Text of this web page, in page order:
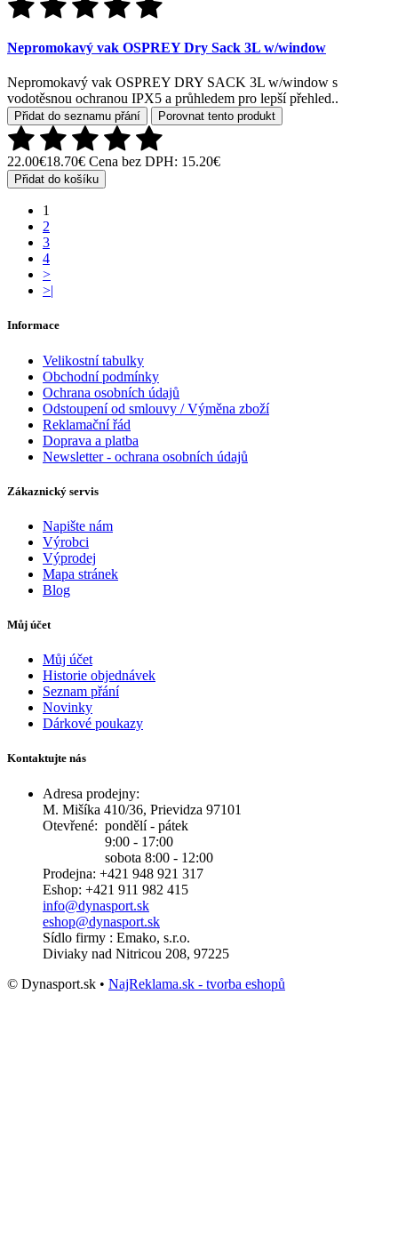
Nepromokavý vak OSPREY Dry Sack 3L w/window
Nepromokavý vak OSPREY DRY SACK 3L w/window s
vodotěsnou ochranou IPX5 a průhledem pro lepší přehled..
Přidat do seznamu přání Porovnat tento produkt
22.00€18.70€ Cena bez DPH: 15.20€
Přidat do košíku
1
2
3
4
>
>|
Informace
Velikostní tabulky
Obchodní podmínky
Ochrana osobních údajů
Odstoupení od smlouvy / Výměna zboží
Reklamační řád
Doprava a platba
Newsletter - ochrana osobních údajů
Zákaznický servis
Napište nám
Výrobci
Výprodej
Mapa stránek
Blog
Můj účet
Můj účet
Historie objednávek
Seznam přání
Novinky
Dárkové poukazy
Kontaktujte nás
Adresa prodejny:
M. Mišíka 410/36, Prievidza 97101
Otevřené: pondělí - pátek
9:00 - 17:00
sobota 8:00 - 12:00
Prodejna: +421 948 921 317
Eshop: +421 911 982 415
info@dynasport.sk
eshop@dynasport.sk
Sídlo firmy : Emako, s.r.o.
Diviaky nad Nitricou 208, 97225
© Dynasport.sk • NajReklama.sk - tvorba eshopů